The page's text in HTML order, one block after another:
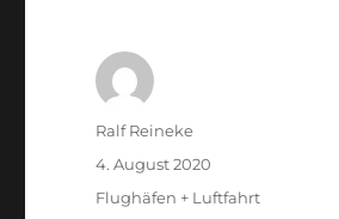
Autor
Ralf Reineke
Veröffentlicht
am
4. August 2020
Kategorien
Flughäfen + Luftfahrt